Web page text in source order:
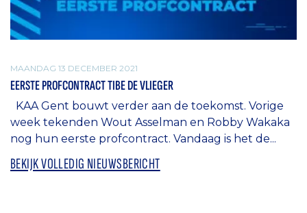
MAANDAG 13 DECEMBER 2021
EERSTE PROFCONTRACT TIBE DE VLIEGER
KAA Gent bouwt verder aan de toekomst. Vorige
week tekenden Wout Asselman en Robby Wakaka
nog hun eerste profcontract. Vandaag is het de...
BEKIJK VOLLEDIG NIEUWSBERICHT